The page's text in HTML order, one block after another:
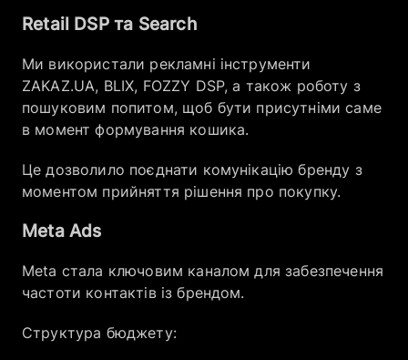
Retail DSP та Search
Ми використали рекламні інструменти
ZAKAZ.UA, BLIX, FOZZY DSP, а також роботу з
пошуковим попитом, щоб бути присутніми саме
в момент формування кошика.
Це дозволило поєднати комунікацію бренду з
моментом прийняття рішення про покупку.
Meta Ads
Meta стала ключовим каналом для забезпечення
частоти контактів із брендом.
Структура бюджету: